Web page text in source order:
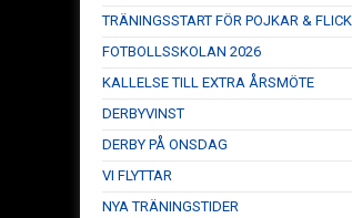
TRÄNINGSSTART FÖR POJKAR &
FOTBOLLSSKOLAN 2026
KALLELSE TILL EXTRA ÅRSMÖTE
DERBYVINST
DERBY PÅ ONSDAG
VI FLYTTAR
NYA TRÄNINGSTIDER